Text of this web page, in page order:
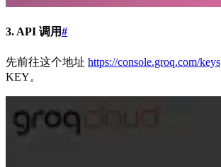
3. API 调用#
先前往这个地址 https://console.groq.com/keys
KEY。